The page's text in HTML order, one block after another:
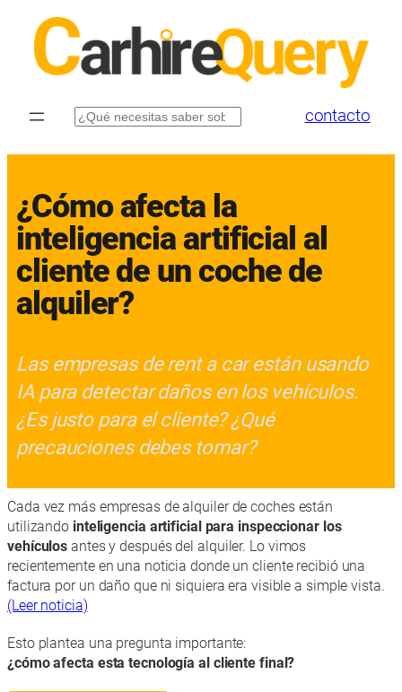
Saltar
contenido
Buscar contacto
¿Cómo afecta la
inteligencia artificial al
cliente de un coche de
alquiler?
Las empresas de rent a car están usando
IA para detectar daños en los vehículos.
¿Es justo para el cliente? ¿Qué
precauciones debes tomar?
Cada vez más empresas de alquiler de coches están
utilizando inteligencia artificial para inspeccionar los
vehículos antes y después del alquiler. Lo vimos
recientemente en una noticia donde un cliente recibió una
factura por un daño que ni siquiera era visible a simple vista.
(Leer noticia)
Esto plantea una pregunta importante:
¿cómo afecta esta tecnología al cliente final?